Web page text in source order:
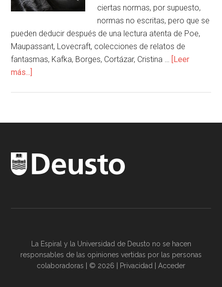
ciertas normas, por supuesto,
normas no escritas, pero que se
pueden deducir después de una lectura atenta de Poe,
Maupassant, Lovecraft, colecciones de relatos de
fantasmas, Kafka, Borges, Cortázar, Cristina … [Leer
más...]
La Espiral y la Universidad de Deusto no se hacen
responsables de las opiniones vertidas por las personas
colaboradoras | © 2026 | Privacidad Acceder